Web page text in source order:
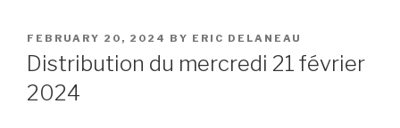
POSTED
ON
FEBRUARY 20, 2024 BY ERIC DELANEAU
Distribution du mercredi 21 février
2024